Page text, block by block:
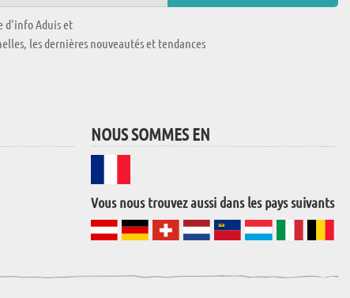
d'info Aduis et
les dernières nouveautés et tendances
NOUS SOMMES EN
Vous nous trouvez aussi dans les pays suivants